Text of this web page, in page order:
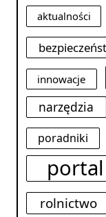
aktualności
innowacje
narzędzia
poradniki
portal
rolnictwo